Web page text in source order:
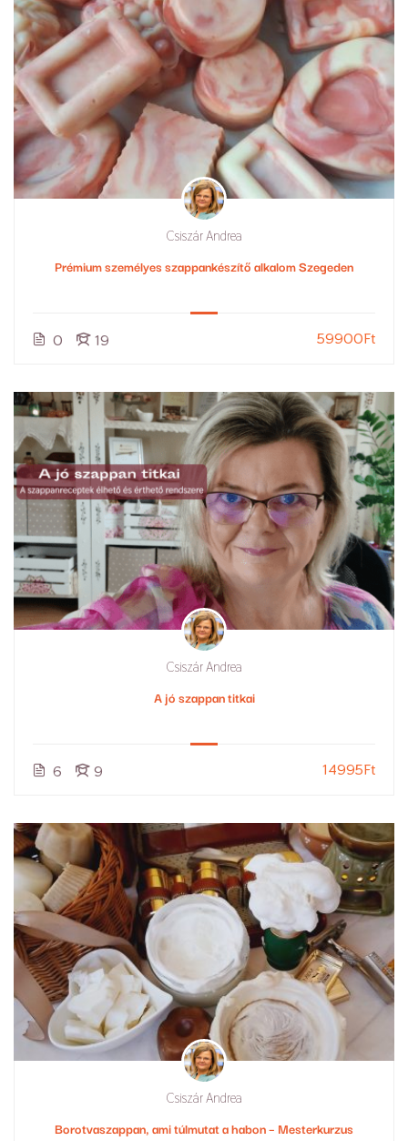
Csiszár Andrea
Prémium személyes szappankészítő alkalom Szegeden
0 19 59900Ft
Csiszár Andrea
A jó szappan titkai
6 9 14995Ft
Csiszár Andrea
Borotvaszappan, ami túlmutat a habon – Mesterkurzus